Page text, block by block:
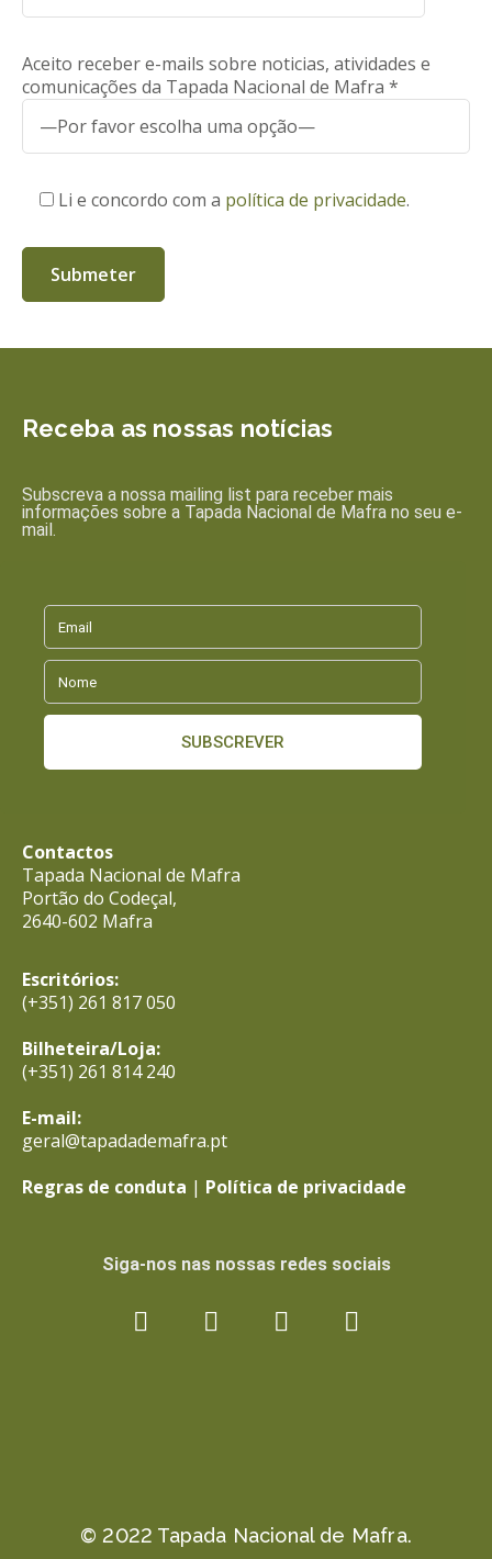
Aceito receber e-mails sobre noticias, atividades e
comunicações da Tapada Nacional de Mafra *
Li e concordo com a política de privacidade.
Receba as nossas notícias
Subscreva a nossa mailing list para receber mais
informações sobre a Tapada Nacional de Mafra no seu e-
mail.
Contactos
Tapada Nacional de Mafra
Portão do Codeçal,
2640-602 Mafra
Escritórios:
(+351) 261 817 050
Bilheteira/Loja:
(+351) 261 814 240
E-mail:
geral@tapadademafra.pt
Regras de conduta | Política de privacidade
Siga-nos nas nossas redes sociais
© 2022 Tapada Nacional de Mafra.